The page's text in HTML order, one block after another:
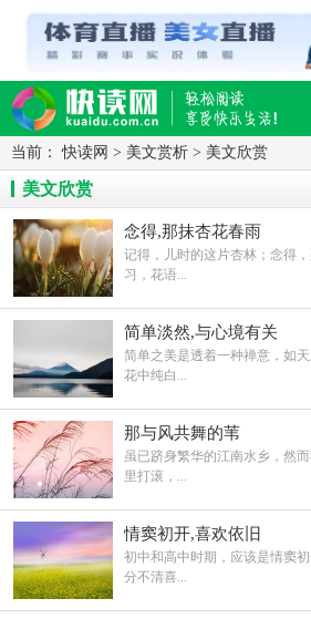
读网-轻松阅读,快乐生活移动版
当前：快读网 > 美文赏析 > 美文欣赏
美文欣赏
念得,那抹杏花春雨
记得，儿时的这片杏林；念得
习，花语...
简单淡然,与心境有关
简单之美是透着一种禅意，如
花中纯白...
那与风共舞的苇
虽已跻身繁华的江南水乡，然
里打滚，...
情窦初开,喜欢依旧
初中和高中时期，应该是情窦
分不清喜...